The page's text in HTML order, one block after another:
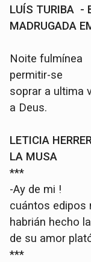
LUÍS TURIBA -
MADRUGADA
Noite fulmínea
permitir-se
soprar a ultima
a Deus.
LETICIA
LA MUSA
***
-Ay de mi !
cuántos edipos
habrián hecho
de su amor
***